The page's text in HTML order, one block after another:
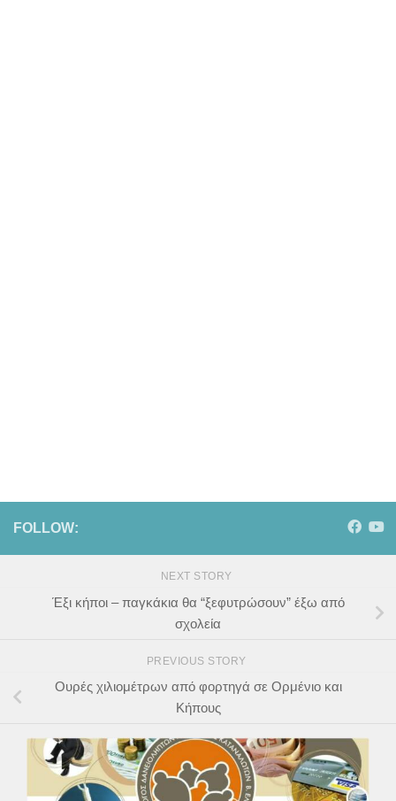
FOLLOW:
NEXT STORY
Έξι κήποι – παγκάκια θα “ξεφυτρώσουν” έξω από
σχολεία
PREVIOUS STORY
Ουρές χιλιομέτρων από φορτηγά σε Ορμένιο και
Κήπους